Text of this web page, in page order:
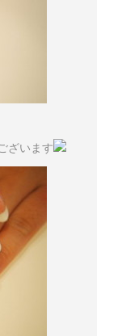
ざいます